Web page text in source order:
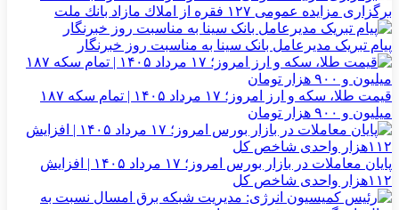
برگزاری مزایده عمومی ۱۲۷ فقره از املاك مازاد بانك ملت
پیام تبریک مدیرعامل بانک سینا به مناسبت روز خبرنگار
قیمت طلا، سکه و ارز امروز؛ ۱۷ مرداد ۱۴۰۵ | تمام سکه ۱۸۷
میلیون و ۹۰۰ هزار تومان
پایان معاملات در بازار بورس امروز؛ ۱۷ مرداد ۱۴۰۵ | افزایش
۱۱۲هزار واحدی شاخص کل